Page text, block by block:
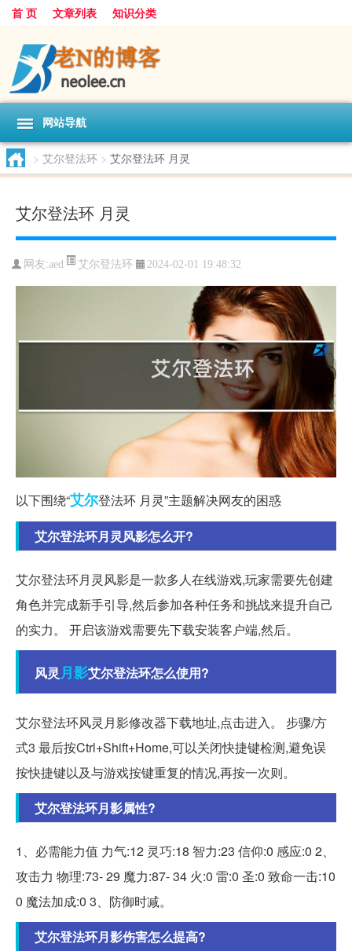
首 页 文章列表 知识分类
网站导航
> 艾尔登法环 > 艾尔登法环 月灵
艾尔登法环 月灵
网友:aed 艾尔登法环 2024-02-01 19:48:32
以下围绕“艾尔登法环 月灵”主题解决网友的困惑
艾尔登法环月灵风影怎么开?
艾尔登法环月灵风影是一款多人在线游戏,玩家需要先创建
角色并完成新手引导,然后参加各种任务和挑战来提升自己
的实力。 开启该游戏需要先下载安装客户端,然后。
风灵月影艾尔登法环怎么使用?
艾尔登法环风灵月影修改器下载地址,点击进入。 步骤/方
式3 最后按Ctrl+Shift+Home,可以关闭快捷键检测,避免误
按快捷键以及与游戏按键重复的情况,再按一次则。
艾尔登法环月影属性?
1、必需能力值 力气:12 灵巧:18 智力:23 信仰:0 感应:0 2、
攻击力 物理:73- 29 魔力:87- 34 火:0 雷:0 圣:0 致命一击:10
0 魔法加成:0 3、防御时减。
艾尔登法环月影伤害怎么提高?